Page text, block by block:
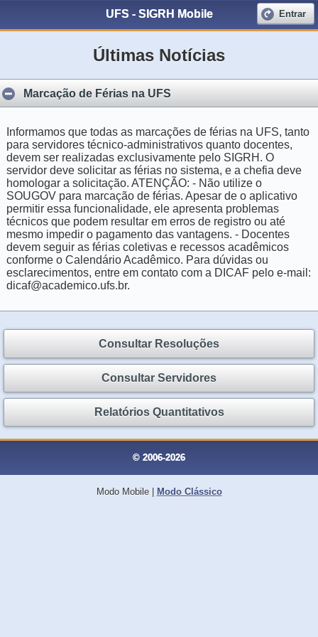
UFS - SIGRH Mobile Entrar
Últimas Notícias
Marcação de Férias na UFS
Informamos que todas as marcações de férias na UFS, tanto
para servidores técnico-administrativos quanto docentes,
devem ser realizadas exclusivamente pelo SIGRH. O
servidor deve solicitar as férias no sistema, e a chefia deve
homologar a solicitação. ATENÇÃO: - Não utilize o
SOUGOV para marcação de férias. Apesar de o aplicativo
permitir essa funcionalidade, ele apresenta problemas
técnicos que podem resultar em erros de registro ou até
mesmo impedir o pagamento das vantagens. - Docentes
devem seguir as férias coletivas e recessos acadêmicos
conforme o Calendário Acadêmico. Para dúvidas ou
esclarecimentos, entre em contato com a DICAF pelo e-mail:
dicaf@academico.ufs.br.
Consultar Resoluções
Consultar Servidores
Relatórios Quantitativos
© 2006-2026
Modo Mobile| Modo Clássico